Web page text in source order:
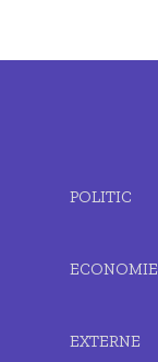
POLITIC
ECONOMIE
EXTERNE